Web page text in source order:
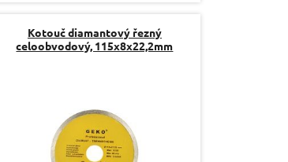
Kotouč diamantový řezný
celoobvodový, 115x8x22,2mm